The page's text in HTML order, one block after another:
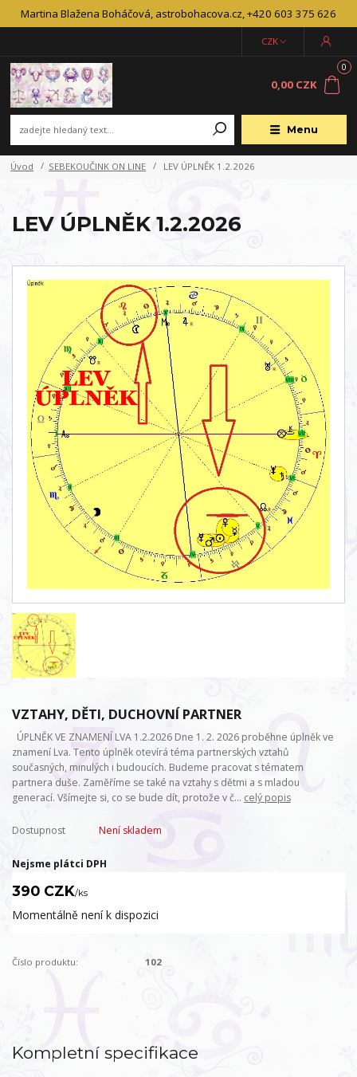
Martina Blažena Boháčová, astrobohacova.cz, +420 603 375 626
Menu
CZK
0
0,00 CZK
Úvod SEBEKOUČINK ON LINE LEV ÚPLNĚK 1.2.2026
LEV ÚPLNĚK 1.2.2026
VZTAHY, DĚTI, DUCHOVNÍ PARTNER
ÚPLNĚK VE ZNAMENÍ LVA 1.2.2026 Dne 1. 2. 2026 proběhne úplněk ve
znamení Lva. Tento úplněk otevírá téma partnerských vztahů
současných, minulých i budoucích. Budeme pracovat s tématem
partnera duše. Zaměříme se také na vztahy s dětmi a s mladou
generací. Všímejte si, co se bude dít, protože v č... celý popis
Dostupnost Není skladem
Nejsme plátci DPH
390 CZK/ks
Momentálně není k dispozici
Číslo produktu: 102
Kompletní specifikace